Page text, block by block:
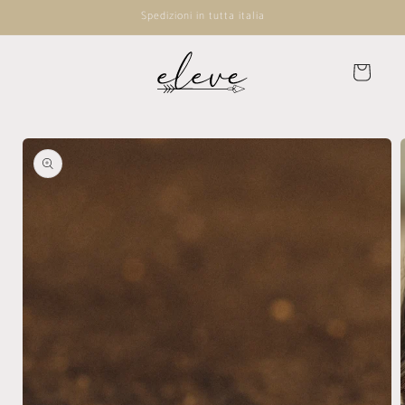
ai contenuti
Spedizioni in tutta italia
Carrello
informazioni
sul
prodotto